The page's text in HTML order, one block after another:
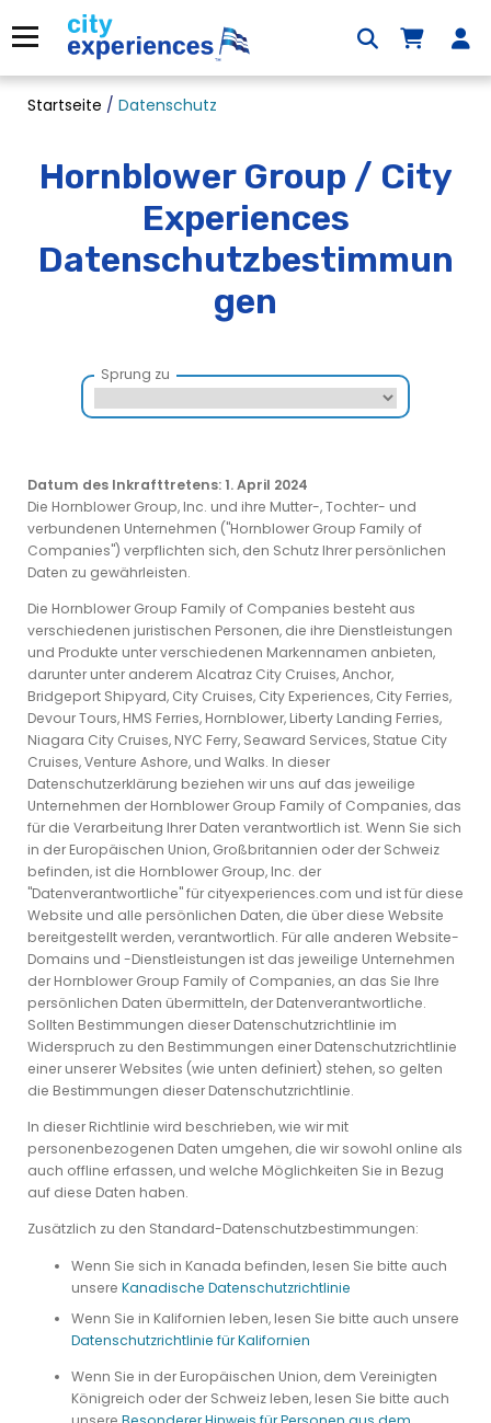
Inhalt
springen
Menü
Startseite / Datenschutz
Hornblower Group / City
Experiences
Datenschutzbestimmun
gen
Sprung zu
Datum des Inkrafttretens: 1. April 2024
Die Hornblower Group, Inc. und ihre Mutter-, Tochter- und
verbundenen Unternehmen ("Hornblower Group Family of
Companies") verpflichten sich, den Schutz Ihrer persönlichen
Daten zu gewährleisten.
Die Hornblower Group Family of Companies besteht aus
verschiedenen juristischen Personen, die ihre Dienstleistungen
und Produkte unter verschiedenen Markennamen anbieten,
darunter unter anderem Alcatraz City Cruises, Anchor,
Bridgeport Shipyard, City Cruises, City Experiences, City Ferries,
Devour Tours, HMS Ferries, Hornblower, Liberty Landing Ferries,
Niagara City Cruises, NYC Ferry, Seaward Services, Statue City
Cruises, Venture Ashore, und Walks. In dieser
Datenschutzerklärung beziehen wir uns auf das jeweilige
Unternehmen der Hornblower Group Family of Companies, das
für die Verarbeitung Ihrer Daten verantwortlich ist. Wenn Sie sich
in der Europäischen Union, Großbritannien oder der Schweiz
befinden, ist die Hornblower Group, Inc. der
"Datenverantwortliche" für cityexperiences.com und ist für diese
Website und alle persönlichen Daten, die über diese Website
bereitgestellt werden, verantwortlich. Für alle anderen Website-
Domains und -Dienstleistungen ist das jeweilige Unternehmen
der Hornblower Group Family of Companies, an das Sie Ihre
persönlichen Daten übermitteln, der Datenverantwortliche.
Sollten Bestimmungen dieser Datenschutzrichtlinie im
Widerspruch zu den Bestimmungen einer Datenschutzrichtlinie
einer unserer Websites (wie unten definiert) stehen, so gelten
die Bestimmungen dieser Datenschutzrichtlinie.
In dieser Richtlinie wird beschrieben, wie wir mit
personenbezogenen Daten umgehen, die wir sowohl online als
auch offline erfassen, und welche Möglichkeiten Sie in Bezug
auf diese Daten haben.
Zusätzlich zu den Standard-Datenschutzbestimmungen:
Wenn Sie sich in Kanada befinden, lesen Sie bitte auch
unsere Kanadische Datenschutzrichtlinie
Wenn Sie in Kalifornien leben, lesen Sie bitte auch unsere
Datenschutzrichtlinie für Kalifornien
Wenn Sie in der Europäischen Union, dem Vereinigten
Königreich oder der Schweiz leben, lesen Sie bitte auch